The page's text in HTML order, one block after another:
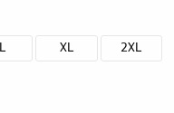
L XL 2XL